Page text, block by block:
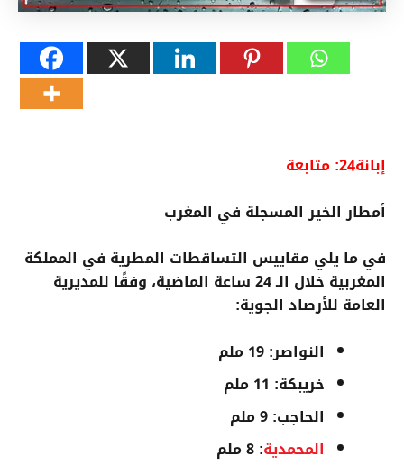
إبانة24: متابعة
أمطار الخير المسجلة في المغرب
في ما يلي مقاييس التساقطات المطرية في المملكة
المغربية خلال الـ 24 ساعة الماضية، وفقًا للمديرية
العامة للأرصاد الجوية:
النواصر: 19 ملم
خريبكة: 11 ملم
الحاجب: 9 ملم
المحمدية: 8 ملم